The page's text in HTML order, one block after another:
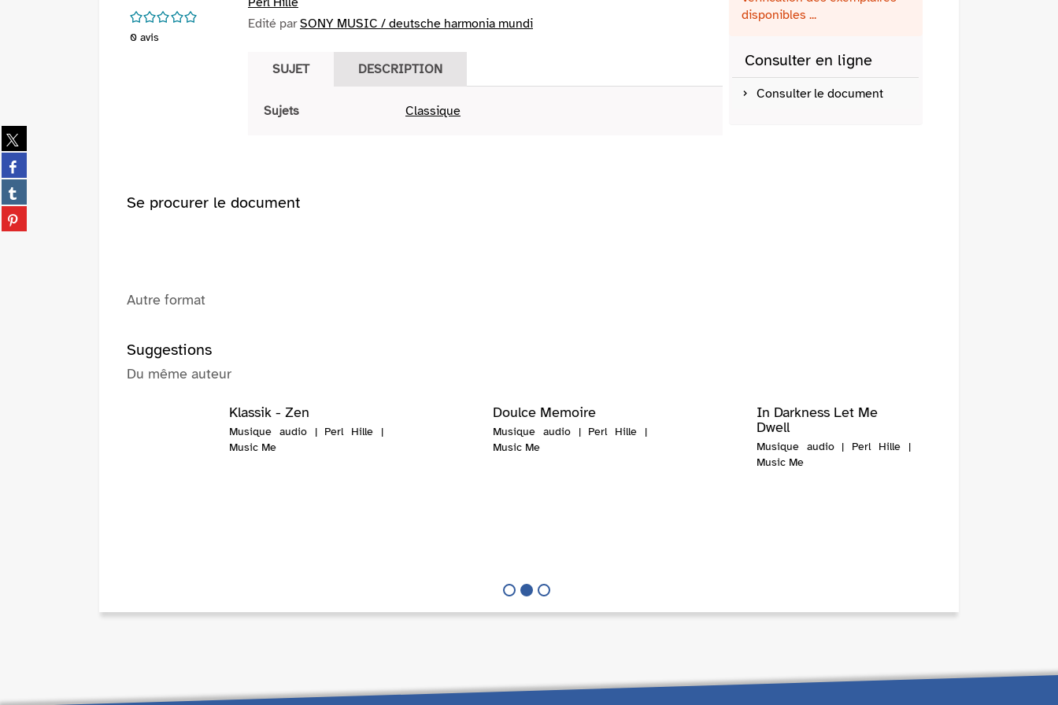
Partager
sur
twitter
(Nouvelle
fenêtre)
Partager
sur
facebook
(Nouvelle
fenêtre)
Partager
sur
tumblr
Partager
sur
/5
0 avis
Edité parSONY MUSIC / deutsche harmonia mundi
SUJET DESCRIPTION
Sujets Classique
disponibles ...
Consulter en ligne
Consulter le document
Se procurer le document
Autre format
Suggestions
Du même auteur
Doulce Memoire
Musique audio | Perl Hille |
Music Me
In Darkness Let Me
Dwell
Musique audio | Perl Hille |
Music Me
Klassik - Zen
Musique audio | Perl Hille |
Music Me